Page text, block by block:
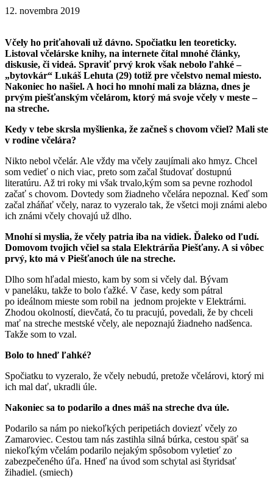
12. novembra 2019
Včely ho priťahovali už dávno. Spočiatku len teoreticky.
Listoval včelárske knihy, na internete čítal mnohé články,
diskusie, či videá. Spraviť prvý krok však nebolo ľahké –
„bytovkár“ Lukáš Lehuta (29) totiž pre včelstvo nemal miesto.
Nakoniec ho našiel. A hoci ho mnohí mali za blázna, dnes je
prvým piešťanským včelárom, ktorý má svoje včely v meste –
na streche.
Kedy v tebe skrsla myšlienka, že začneš s chovom včiel? Mali ste
v rodine včelára?
Nikto nebol včelár. Ale vždy ma včely zaujímali ako hmyz. Chcel
som vedieť o nich viac, preto som začal študovať dostupnú
literatúru. Až tri roky mi však trvalo,kým som sa pevne rozhodol
začať s chovom. Dovtedy som žiadneho včelára nepoznal. Keď som
začal zháňať včely, naraz to vyzeralo tak, že všetci moji známi alebo
ich známi včely chovajú už dlho.
Mnohí si myslia, že včely patria iba na vidiek. Ďaleko od ľudí.
Domovom tvojich včiel sa stala Elektrárňa Piešťany. A si vôbec
prvý, kto má v Piešťanoch úle na streche.
Dlho som hľadal miesto, kam by som si včely dal. Bývam
v paneláku, takže to bolo ťažké. V čase, kedy som pátral
po ideálnom mieste som robil na jednom projekte v Elektrárni.
Zhodou okolností, dievčatá, čo tu pracujú, povedali, že by chceli
mať na streche mestské včely, ale nepoznajú žiadneho nadšenca.
Takže som to vzal.
Bolo to hneď ľahké?
Spočiatku to vyzeralo, že včely nebudú, pretože včelárovi, ktorý mi
ich mal dať, ukradli úle.
Nakoniec sa to podarilo a dnes máš na streche dva úle.
Podarilo sa nám po niekoľkých peripetiách doviezť včely zo
Zamaroviec. Cestou tam nás zastihla silná búrka, cestou späť sa
niekoľkým včelám podarilo nejakým spôsobom vyletieť zo
zabezpečeného úľa. Hneď na úvod som schytal asi štyridsať
žihadiel. (smiech)